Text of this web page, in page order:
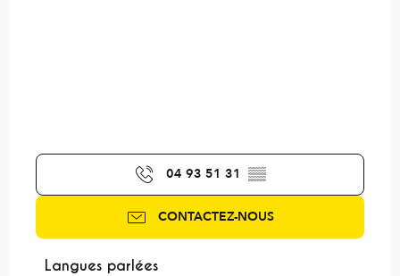
04 93 51 31 ▒▒
CONTACTEZ-NOUS
Langues parlées
Langues parlées